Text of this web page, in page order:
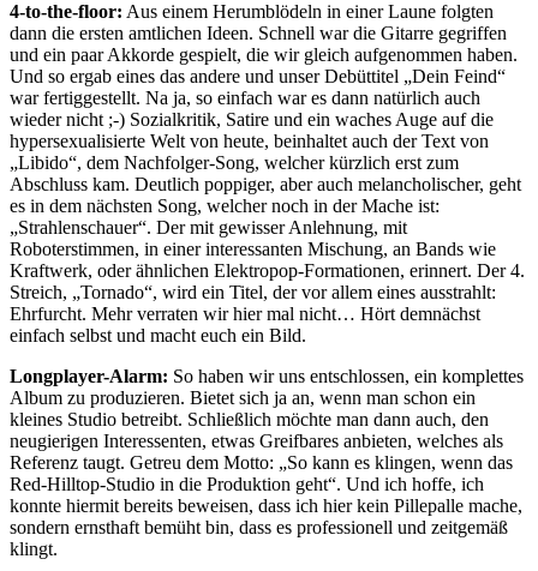
4-to-the-floor: Aus einem Herumblödeln in einer Laune folgten
dann die ersten amtlichen Ideen. Schnell war die Gitarre gegriffen
und ein paar Akkorde gespielt, die wir gleich aufgenommen haben.
Und so ergab eines das andere und unser Debüttitel „Dein Feind“
war fertiggestellt. Na ja, so einfach war es dann natürlich auch
wieder nicht ;-) Sozialkritik, Satire und ein waches Auge auf die
hypersexualisierte Welt von heute, beinhaltet auch der Text von
„Libido“, dem Nachfolger-Song, welcher kürzlich erst zum
Abschluss kam. Deutlich poppiger, aber auch melancholischer, geht
es in dem nächsten Song, welcher noch in der Mache ist:
„Strahlenschauer“. Der mit gewisser Anlehnung, mit
Roboterstimmen, in einer interessanten Mischung, an Bands wie
Kraftwerk, oder ähnlichen Elektropop-Formationen, erinnert. Der 4.
Streich, „Tornado“, wird ein Titel, der vor allem eines ausstrahlt:
Ehrfurcht. Mehr verraten wir hier mal nicht… Hört demnächst
einfach selbst und macht euch ein Bild.
Longplayer-Alarm: So haben wir uns entschlossen, ein komplettes
Album zu produzieren. Bietet sich ja an, wenn man schon ein
kleines Studio betreibt. Schließlich möchte man dann auch, den
neugierigen Interessenten, etwas Greifbares anbieten, welches als
Referenz taugt. Getreu dem Motto: „So kann es klingen, wenn das
Red-Hilltop-Studio in die Produktion geht“. Und ich hoffe, ich
konnte hiermit bereits beweisen, dass ich hier kein Pillepalle mache,
sondern ernsthaft bemüht bin, dass es professionell und zeitgemäß
klingt.